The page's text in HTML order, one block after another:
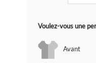
Voulez-vous une
Avant